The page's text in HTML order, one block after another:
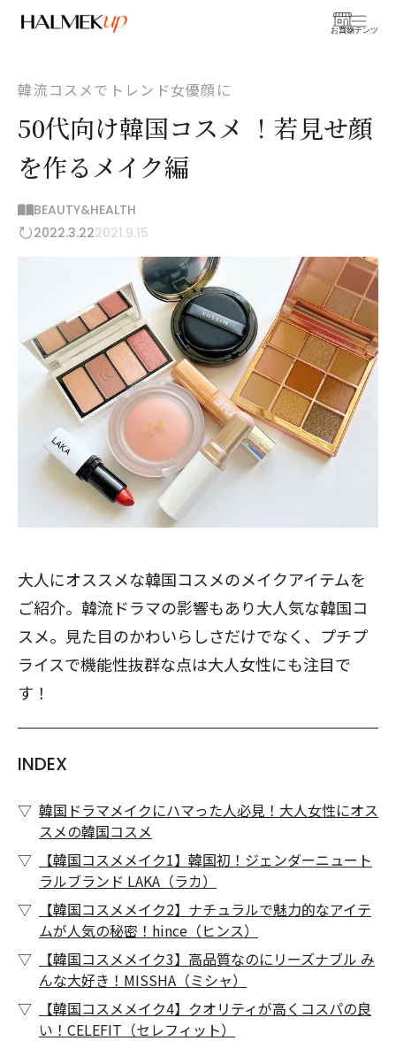
お買物
コンテンツ
韓流コスメでトレンド女優顔に
50代向け韓国コスメ ！若見せ顔
を作るメイク編
BEAUTY&HEALTH
2022.3.222021.9.15
大人にオススメな韓国コスメのメイクアイテムを
ご紹介。韓流ドラマの影響もあり大人気な韓国コ
スメ。見た目のかわいらしさだけでなく、プチプ
ライスで機能性抜群な点は大人女性にも注目で
す！
INDEX
韓国ドラマメイクにハマった人必見！大人女性にオス
スメの韓国コスメ
【韓国コスメメイク1】韓国初！ジェンダーニュート
ラルブランド LAKA（ラカ）
【韓国コスメメイク2】ナチュラルで魅力的なアイテ
ムが人気の秘密！hince（ヒンス）
【韓国コスメメイク3】高品質なのにリーズナブル み
んな大好き！MISSHA（ミシャ）
【韓国コスメメイク4】クオリティが高くコスパの良
い！CELEFIT（セレフィット）